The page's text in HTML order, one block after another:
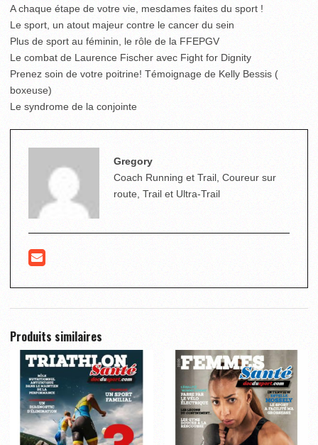
A chaque étape de votre vie, mesdames faites du sport !
Le sport, un atout majeur contre le cancer du sein
Plus de sport au féminin, le rôle de la FFEPGV
Le combat de Laurence Fischer avec Fight for Dignity
Prenez soin de votre poitrine! Témoignage de Kelly Bessis (
boxeuse)
Le syndrome de la conjointe
Gregory
Coach Running et Trail, Coureur sur
route, Trail et Ultra-Trail
Produits similaires